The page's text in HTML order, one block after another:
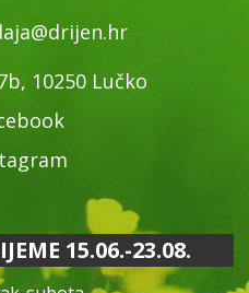
10250 Lučko
15.06.-23.08.